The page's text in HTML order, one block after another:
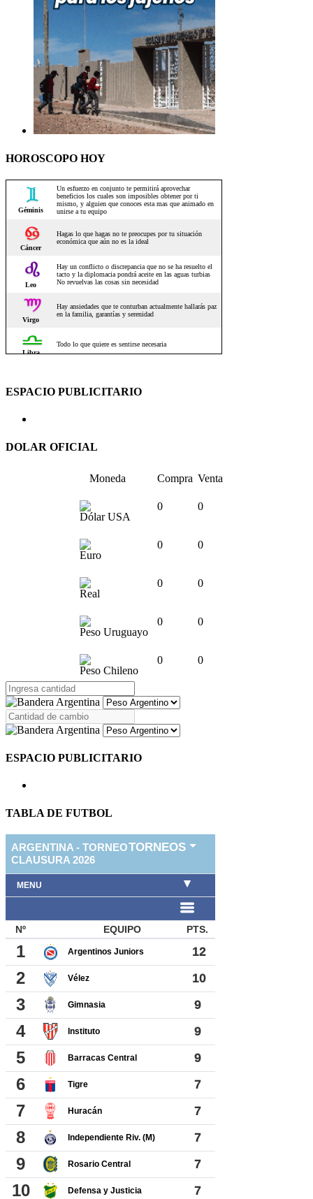
HOROSCOPO HOY
ESPACIO PUBLICITARIO
DOLAR OFICIAL
Moneda Compra Venta
Dólar USA
0 0
Euro
0 0
Real
0 0
Peso Uruguayo
0 0
Peso Chileno
0 0
ESPACIO PUBLICITARIO
TABLA DE FUTBOL